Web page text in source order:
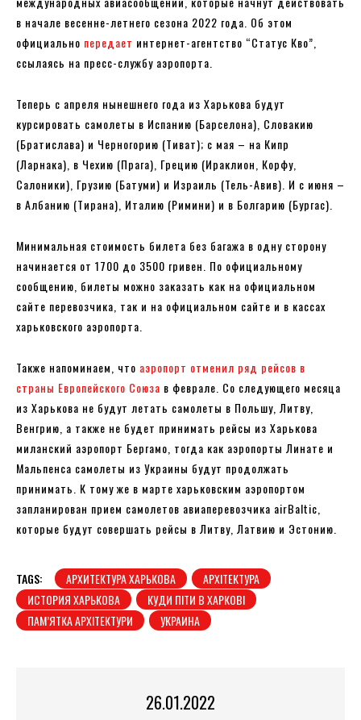
в начале весенне-летнего сезона 2022 года. Об этом
официально передает интернет-агентство “Статус Кво”,
ссылаясь на пресс-службу аэропорта.
Теперь с апреля нынешнего года из Харькова будут
курсировать самолеты в Испанию (Барселона), Словакию
(Братислава) и Черногорию (Тиват); с мая – на Кипр
(Ларнака), в Чехию (Прага), Грецию (Ираклион, Корфу,
Салоники), Грузию (Батуми) и Израиль (Тель-Авив). И с июня –
в Албанию (Тирана), Италию (Римини) и в Болгарию (Бургас).
Минимальная стоимость билета без багажа в одну сторону
начинается от 1700 до 3500 гривен. По официальному
сообщению, билеты можно заказать как на официальном
сайте перевозчика, так и на официальном сайте и в кассах
харьковского аэропорта.
Также напоминаем, что аэропорт отменил ряд рейсов в
страны Европейского Союза в феврале. Со следующего месяца
из Харькова не будут летать самолеты в Польшу, Литву,
Венгрию, а также не будет принимать рейсы из Харькова
миланский аэропорт Бергамо, тогда как аэропорты Линате и
Мальпенса самолеты из Украины будут продолжать
принимать. К тому же в марте харьковским аэропортом
запланирован прием самолетов авиаперевозчика airBaltic,
которые будут совершать рейсы в Литву, Латвию и Эстонию.
TAGS: АРХИТЕКТУРА ХАРЬКОВА
АРХІТЕКТУРА
ИСТОРИЯ ХАРЬКОВА
КУДИ ПІТИ В ХАРКОВІ
ПАМ’ЯТКА АРХІТЕКТУРИ
УКРАИНА
26.01.2022